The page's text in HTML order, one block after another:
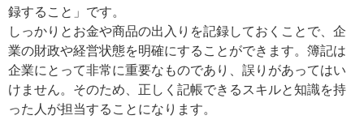
録すること」です。
しっかりとお金や商品の出入りを記録しておくことで、企
業の財政や経営状態を明確にすることができます。簿記は
企業にとって非常に重要なものであり、誤りがあってはい
けません。そのため、正しく記帳できるスキルと知識を持
った人が担当することになります。